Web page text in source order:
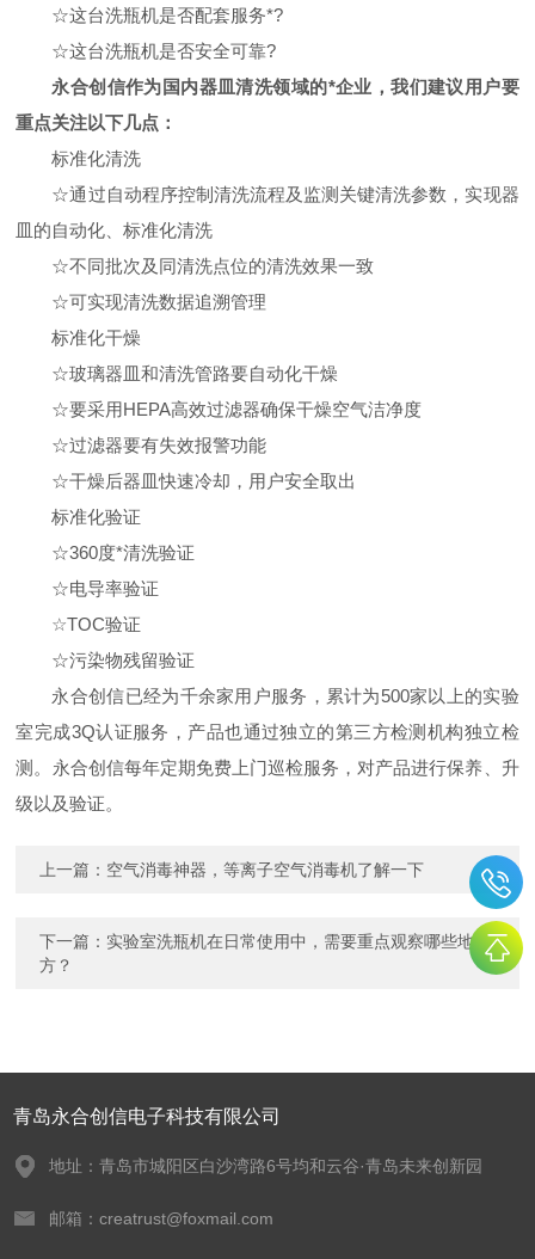
☆这台洗瓶机是否配套服务*?
☆这台洗瓶机是否安全可靠?
永合创信作为国内器皿清洗领域的*企业，我们建议用户要
重点关注以下几点：
标准化清洗
☆通过自动程序控制清洗流程及监测关键清洗参数，实现器
皿的自动化、标准化清洗
☆不同批次及同清洗点位的清洗效果一致
☆可实现清洗数据追溯管理
标准化干燥
☆玻璃器皿和清洗管路要自动化干燥
☆要采用HEPA高效过滤器确保干燥空气洁净度
☆过滤器要有失效报警功能
☆干燥后器皿快速冷却，用户安全取出
标准化验证
☆360度*清洗验证
☆电导率验证
☆TOC验证
☆污染物残留验证
永合创信已经为千余家用户服务，累计为500家以上的实验
室完成3Q认证服务，产品也通过独立的第三方检测机构独立检
测。永合创信每年定期免费上门巡检服务，对产品进行保养、升
级以及验证。
上一篇： 空气消毒神器，等离子空气消毒机了解一下
下一篇： 实验室洗瓶机在日常使用中，需要重点观察哪些地
方？
青岛永合创信电子科技有限公司
地址：青岛市城阳区白沙湾路6号均和云谷·青岛未来创新园
邮箱：creatrust@foxmail.com